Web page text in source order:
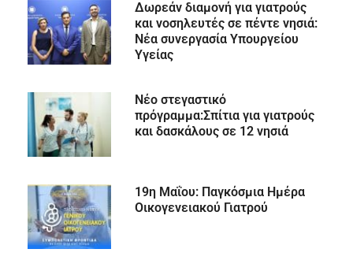
Δωρεάν διαμονή για γιατρούς
και νοσηλευτές σε πέντε νησιά:
Νέα συνεργασία Υπουργείου
Υγείας
Νέο στεγαστικό
πρόγραμμα:Σπίτια για γιατρούς
και δασκάλους σε 12 νησιά
19η Μαΐου: Παγκόσμια Ημέρα
Οικογενειακού Γιατρού